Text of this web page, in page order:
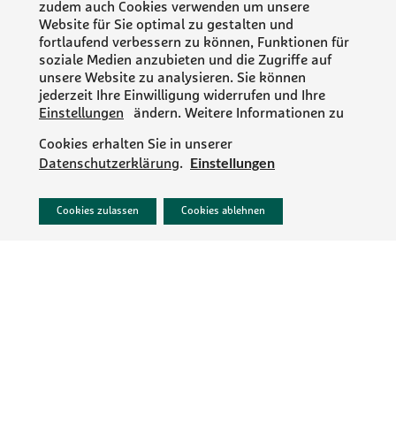
IMPRESSUM
zudem auch Cookies verwenden um unsere
Website für Sie optimal zu gestalten und
fortlaufend verbessern zu können, Funktionen für
soziale Medien anzubieten und die Zugriffe auf
unsere Website zu analysieren. Sie können
jederzeit Ihre Einwilligung widerrufen und Ihre
Einstellungen
ändern. Weitere Informationen zu
Cookies erhalten Sie in unserer
Datenschutzerklärung. Einstellungen
Cookies zulassen Cookies ablehnen